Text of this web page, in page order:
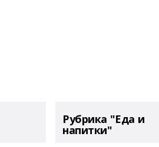
Рубрика "Еда и
напитки"